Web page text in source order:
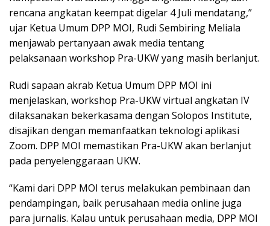
rencana angkatan keempat digelar 4 Juli mendatang,”
ujar Ketua Umum DPP MOI, Rudi Sembiring Meliala
menjawab pertanyaan awak media tentang
pelaksanaan workshop Pra-UKW yang masih berlanjut.
Rudi sapaan akrab Ketua Umum DPP MOI ini
menjelaskan, workshop Pra-UKW virtual angkatan IV
dilaksanakan bekerkasama dengan Solopos Institute,
disajikan dengan memanfaatkan teknologi aplikasi
Zoom. DPP MOI memastikan Pra-UKW akan berlanjut
pada penyelenggaraan UKW.
“Kami dari DPP MOI terus melakukan pembinaan dan
pendampingan, baik perusahaan media online juga
para jurnalis. Kalau untuk perusahaan media, DPP MOI